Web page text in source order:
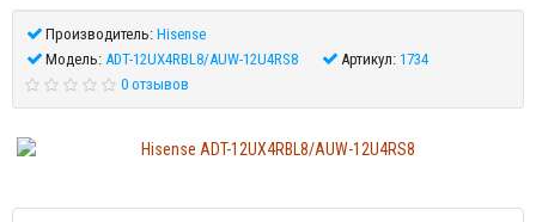
Производитель: Hisense
Модель: ADT-12UX4RBL8/AUW-12U4RS8 Артикул: 1734
0 отзывов